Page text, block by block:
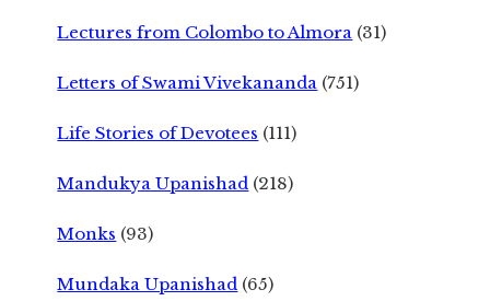
Lectures from Colombo to Almora (31)
Letters of Swami Vivekananda (751)
Life Stories of Devotees (111)
Mandukya Upanishad (218)
Monks (93)
Mundaka Upanishad (65)